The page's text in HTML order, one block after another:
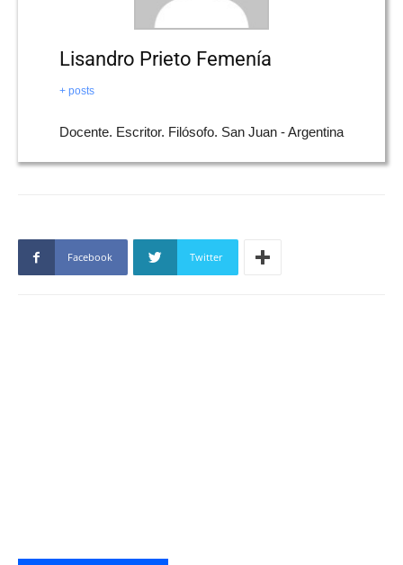
Lisandro Prieto Femenía
+ posts
Docente. Escritor. Filósofo. San Juan - Argentina
Facebook Twitter